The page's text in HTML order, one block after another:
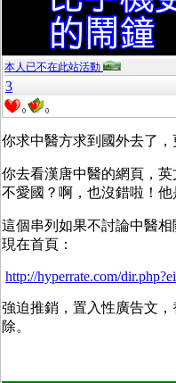
本人已不在此站活動
3
0 0
你求中醫方求到國外去了，
你去看漢唐中醫的網頁，
不愛國？啊，也沒錯啦！他
這個串列如果不討論中醫
現在首頁：
http://hyperrate.com/
強迫推銷，置入性廣告文
除。